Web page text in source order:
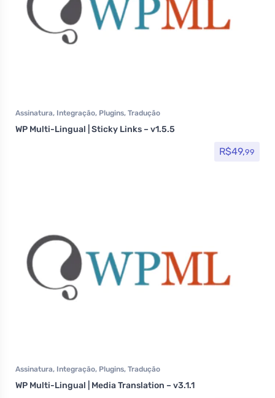
Assinatura, Integração, Plugins, Tradução
WP Multi-Lingual | Sticky Links – v1.5.5
R$49,99
Assinatura, Integração, Plugins, Tradução
WP Multi-Lingual | Media Translation – v3.1.1